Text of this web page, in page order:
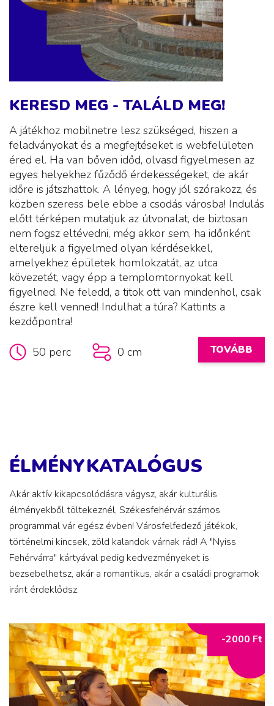
KERESD MEG - TALÁLD MEG!
A játékhoz mobilnetre lesz szükséged, hiszen a
feladványokat és a megfejtéseket is webfelületen
éred el. Ha van bőven időd, olvasd figyelmesen az
egyes helyekhez fűződő érdekességeket, de akár
időre is játszhattok. A lényeg, hogy jól szórakozz, és
közben szeress bele ebbe a csodás városba! Indulás
előtt térképen mutatjuk az útvonalat, de biztosan
nem fogsz eltévedni, még akkor sem, ha időnként
eltereljük a figyelmed olyan kérdésekkel,
amelyekhez épületek homlokzatát, az utca
kövezetét, vagy épp a templomtornyokat kell
figyelned. Ne feledd, a titok ott van mindenhol, csak
észre kell venned! Indulhat a túra? Kattints a
kezdőpontra!
50 perc 0 cm TOVÁBB
ÉLMÉNYKATALÓGUS
Akár aktív kikapcsolódásra vágysz, akár kulturális
élményekből töltekeznél, Székesfehérvár számos
programmal vár egész évben! Városfelfedező játékok,
történelmi kincsek, zöld kalandok várnak rád! A "Nyiss
Fehérvárra" kártyával pedig kedvezményeket is
bezsebelhetsz, akár a romantikus, akár a családi programok
iránt érdeklődsz.
-2000 Ft